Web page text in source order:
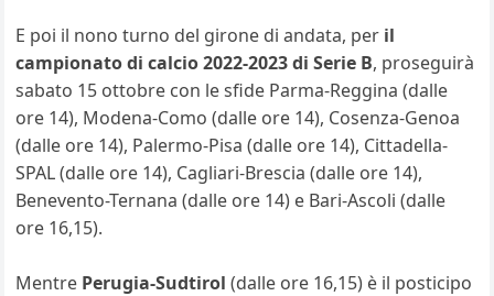
E poi il nono turno del girone di andata, per il
campionato di calcio 2022-2023 di Serie B, proseguirà
sabato 15 ottobre con le sfide Parma-Reggina (dalle
ore 14), Modena-Como (dalle ore 14), Cosenza-Genoa
(dalle ore 14), Palermo-Pisa (dalle ore 14), Cittadella-
SPAL (dalle ore 14), Cagliari-Brescia (dalle ore 14),
Benevento-Ternana (dalle ore 14) e Bari-Ascoli (dalle
ore 16,15).
Mentre Perugia-Sudtirol (dalle ore 16,15) è il posticipo